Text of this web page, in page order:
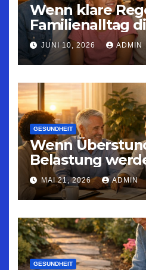
Wenn klare
Familienalltag
geben,
Gesundheit
JUNI 10, 2026 ADMIN
GESUNDHEIT
Wenn
Belastung
Strategien für
MAI 21, 2026 ADMIN
GESUNDHEIT